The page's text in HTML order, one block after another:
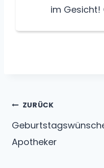
im Gesicht!
ZURÜCK
Apotheker